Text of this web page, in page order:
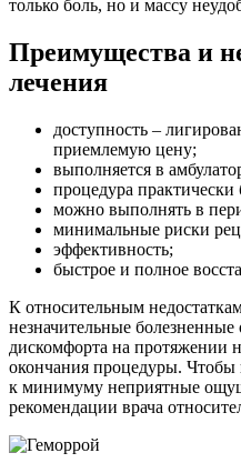
только боль, но и массу
Преимущества и
лечения
доступность –
приемлемую цену;
выполняется в
процедура практически
можно выполнять в
минимальные риски
эффективность;
быстрое и полное
К относительным
незначительные
дискомфорта на протяжении
окончания процедуры. Чтобы
к минимуму неприятные
рекомендации врача